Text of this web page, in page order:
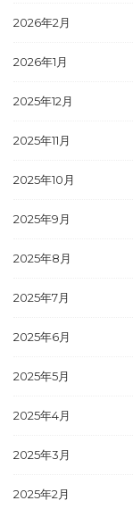
2026年2月
2026年1月
2025年12月
2025年11月
2025年10月
2025年9月
2025年8月
2025年7月
2025年6月
2025年5月
2025年4月
2025年3月
2025年2月